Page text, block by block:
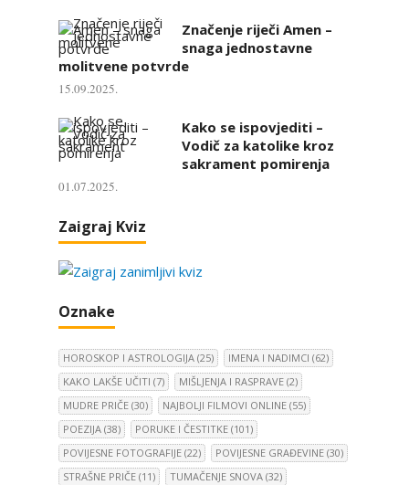
Značenje riječi Amen –
snaga jednostavne
molitvene potvrde
15.09.2025.
Kako se ispovjediti –
Vodič za katolike kroz
sakrament pomirenja
01.07.2025.
Zaigraj Kviz
Oznake
HOROSKOP I ASTROLOGIJA (25) IMENA I NADIMCI (62)
KAKO LAKŠE UČITI (7) MIŠLJENJA I RASPRAVE (2)
MUDRE PRIČE (30) NAJBOLJI FILMOVI ONLINE (55)
POEZIJA (38) PORUKE I ČESTITKE (101)
POVIJESNE FOTOGRAFIJE (22) POVIJESNE GRAĐEVINE (30)
STRAŠNE PRIČE (11) TUMAČENJE SNOVA (32)